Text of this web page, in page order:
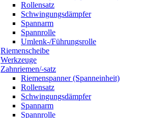
Rollensatz
Schwingungsdämpfer
Spannarm
Spannrolle
Umlenk-/Führungsrolle
Riemenscheibe
Werkzeuge
Zahnriemen/-satz
Riemenspanner (Spanneinheit)
Rollensatz
Schwingungsdämpfer
Spannarm
Spannrolle